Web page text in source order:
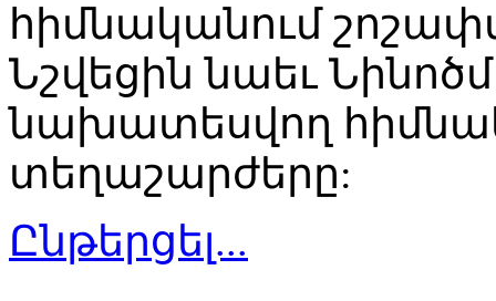
հիմնականում
Նշվեցին նաեւ
նախատեսվող
տեղաշարժերը:
Ընթերցել...